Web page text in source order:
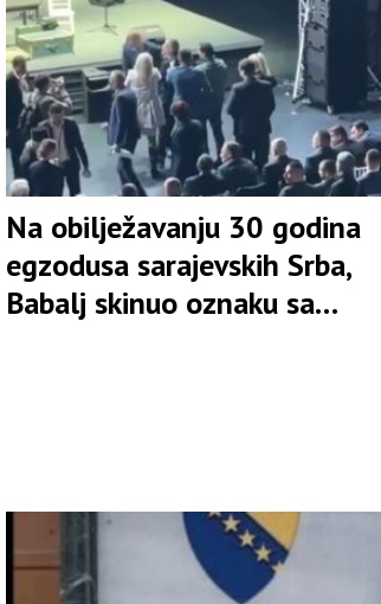
Na obilježavanju 30 godina
egzodusa sarajevskih Srba,
Babalj skinuo oznaku sa